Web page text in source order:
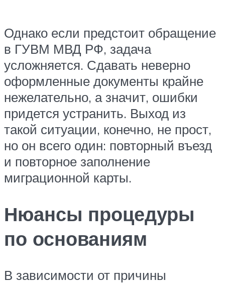
Однако если предстоит обращение
в ГУВМ МВД РФ, задача
усложняется. Сдавать неверно
оформленные документы крайне
нежелательно, а значит, ошибки
придется устранить. Выход из
такой ситуации, конечно, не прост,
но он всего один: повторный въезд
и повторное заполнение
миграционной карты.
Нюансы процедуры
по основаниям
В зависимости от причины